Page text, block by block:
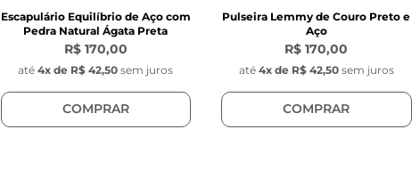
PÉROLA MENOR:
- Diâmetro: 4 mm
- Cor: Branca
- Material: Pérola natural
- Posição: Fixo, (entre os passadores rondelli)
Escapulário Equilíbrio de Aço com
Pedra Natural Ágata Preta
R$ 170,00
até 4x de R$ 42,50 sem juros
COMPRAR
Pulseira Lemmy de Couro Preto e
Aço
R$ 170,00
até 4x de R$ 42,50 sem juros
COMPRAR